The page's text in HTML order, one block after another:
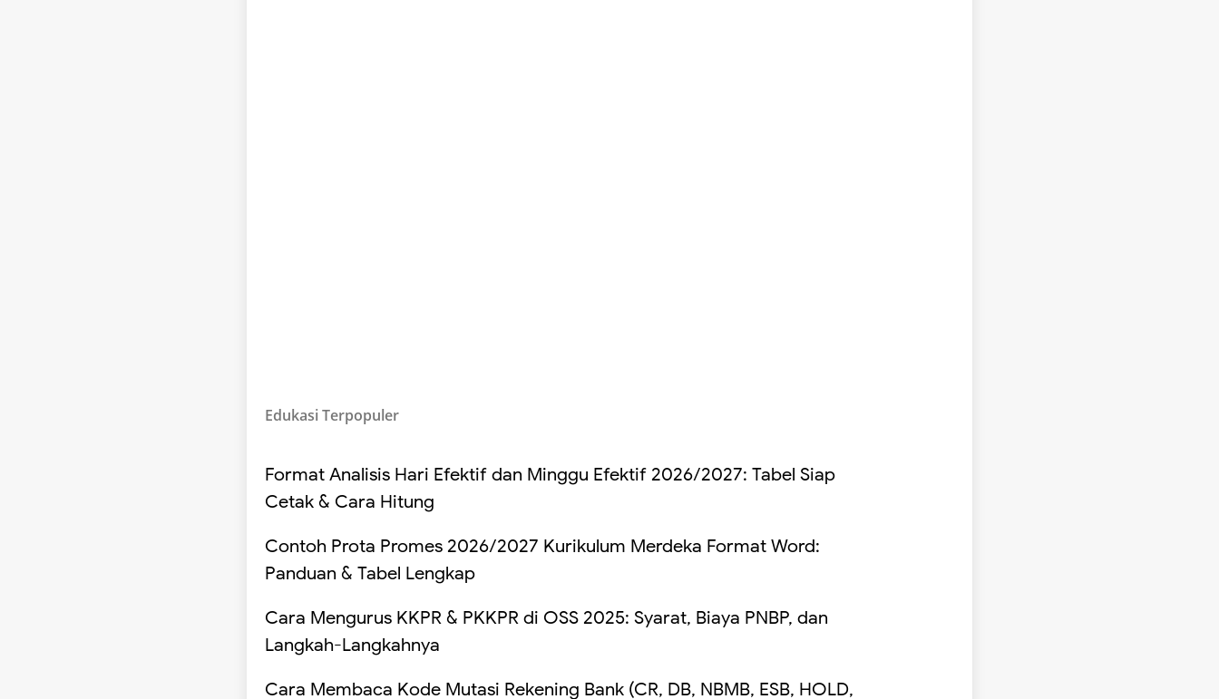
Edukasi Terpopuler
Format Analisis Hari Efektif dan Minggu Efektif 2026/2027: Tabel Siap
Cetak & Cara Hitung
Contoh Prota Promes 2026/2027 Kurikulum Merdeka Format Word:
Panduan & Tabel Lengkap
Cara Mengurus KKPR & PKKPR di OSS 2025: Syarat, Biaya PNBP, dan
Langkah-Langkahnya
Cara Membaca Kode Mutasi Rekening Bank (CR, DB, NBMB, ESB, HOLD,